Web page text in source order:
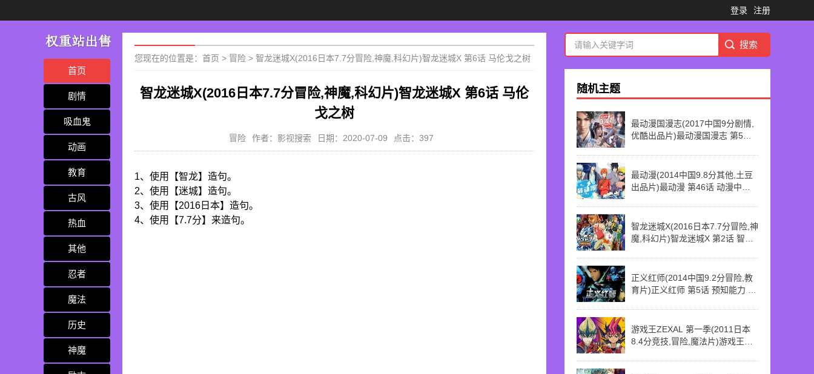
登录 注册
首页
剧情
吸血鬼
动画
教育
古风
热血
其他
忍者
魔法
历史
神魔
您现在的位置是： 首页 > 冒险 > 智龙迷城X(2016日本7.7分冒险,神魔,科幻片)智龙迷城X 第6话 马伦戈之树
智龙迷城X(2016日本7.7分冒险,神魔,科幻片)智龙迷城X 第6话 马伦
戈之树
冒险 作者：影视搜索 日期：2020-07-09 点击：397
1、使用【智龙】造句。
2、使用【迷城】造句。
3、使用【2016日本】造句。
4、使用【7.7分】来造句。
随机主题
最动漫国漫志(2017中国9分剧情,
优酷出品片)最动漫国漫志 第5话
最动漫(2014中国9.8分其他,土豆
出品片)最动漫 第46话 动漫中游
智龙迷城X(2016日本7.7分冒险,神
魔,科幻片)智龙迷城X 第2话 智龙
正义红师(2014中国9.2分冒险,教
育片)正义红师 第5话 预知能力 拯
游戏王ZEXAL 第一季(2011日本
8.4分竞技,冒险,魔法片)游戏王